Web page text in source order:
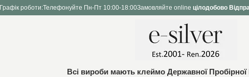
Графік роботи:Телефонуйте Пн-Пт 10:00-18:00Замовляйте online цілодобово
Всі вироби мають клеймо Державної Пробірної